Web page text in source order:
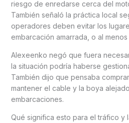
riesgo de enredarse cerca del
También señaló la práctica local
operadores deben evitar los
embarcación amarrada, o al
Alexeenko negó que fuera
la situación podría haberse
También dijo que pensaba
mantener el cable y la boya
embarcaciones.
Qué significa esto para el tráfico y